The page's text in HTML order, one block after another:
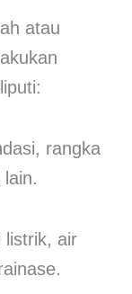
atau
rangka
listrik, air